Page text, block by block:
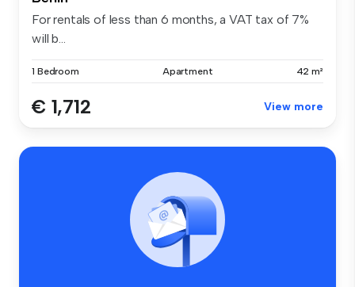
For rentals of less than 6 months, a VAT tax of 7%
will b...
1 Bedroom Apartment 42 m²
€ 1,712 View more